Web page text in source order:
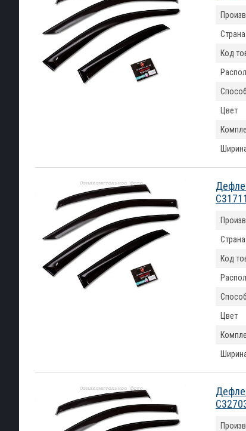
Страна
Код
Цвет
C31711
Страна
Код
Цвет